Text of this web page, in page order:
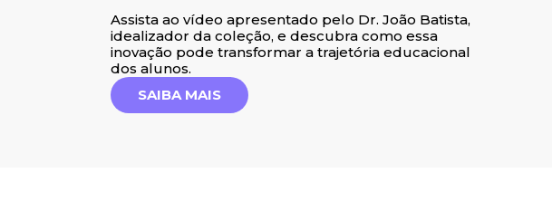
Assista ao vídeo apresentado pelo Dr. João Batista,
idealizador da coleção, e descubra como essa
inovação pode transformar a trajetória educacional
dos alunos.
SAIBA MAIS